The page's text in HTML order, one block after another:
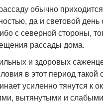
обычно
да и световой
с северной стороны,
рассады дома.
и здоровых
в этот период
усиленно тянутся к
вытянутыми и